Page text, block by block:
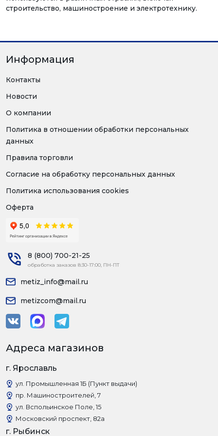
строительство, машиностроение и электротехнику.
Информация
Контакты
Новости
О компании
Политика в отношении обработки персональных
данных
Правила торговли
Согласие на обработку персональных данных
Политика использования cookies
Оферта
8 (800) 700-21-25
обработка заказов 8:30-17:00, ПН-ПТ
metiz_info@mail.ru
metizcom@mail.ru
Адреса магазинов
г. Ярославль
ул. Промышленная 1Б (Пункт выдачи)
пр. Машиностроителей, 7
ул. Вспольинское Поле, 15
Московский проспект, 82а
г. Рыбинск